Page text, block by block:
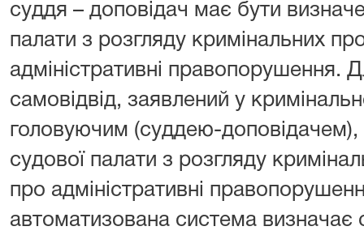
суддя – доповідач має бути
палати з розгляду кримінальних
адміністративні правопорушення.
самовідвід, заявлений у
головуючим (суддею-доповідачем),
судової палати з розгляду
про адміністративні
автоматизована система визначає